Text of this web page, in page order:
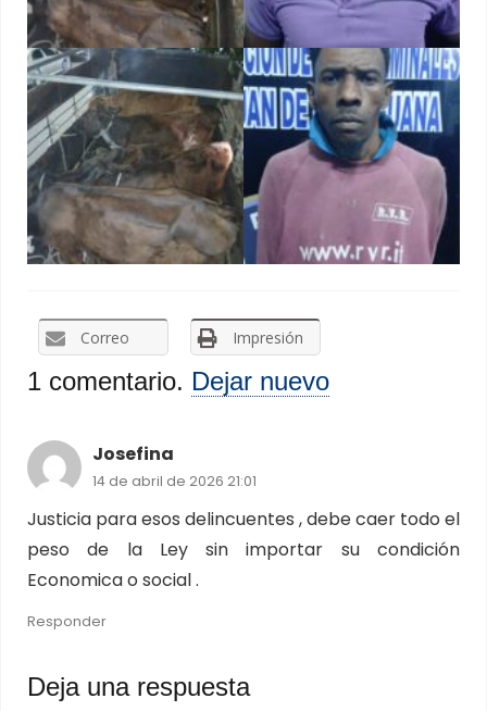
Correo Impresión
1 comentario. Dejar nuevo
Josefina
14 de abril de 2026 21:01
Justicia para esos delincuentes , debe caer todo el
peso de la Ley sin importar su condición
Economica o social .
Responder
Deja una respuesta